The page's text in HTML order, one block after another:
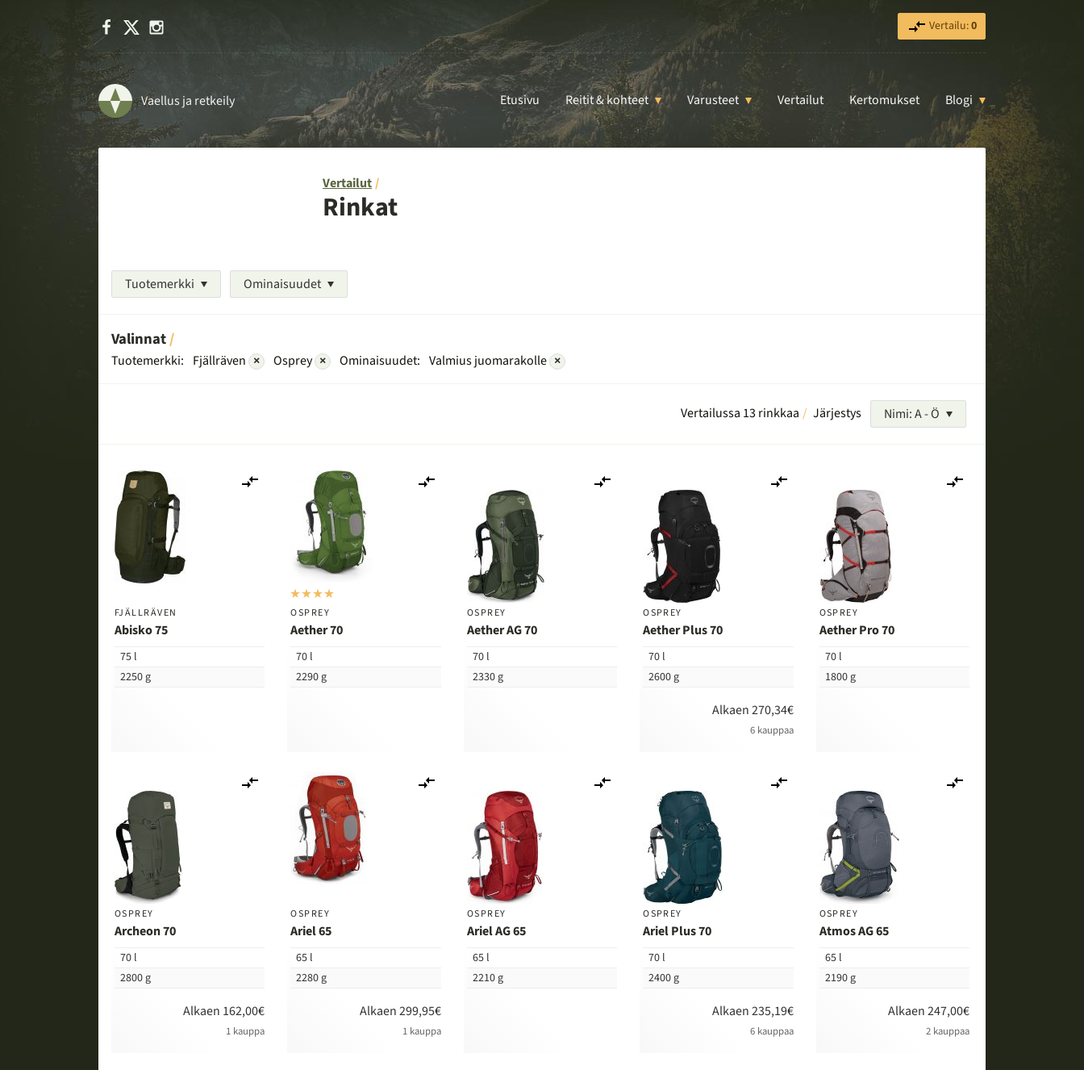
Facebook Vertailu:0
Vaellus ja retkeily Etusivu Reitit & kohteet Varusteet Vertailut Kertomukset Blogi
Vertailut
Rinkat
Tuotemerkki Ominaisuudet
Valinnat
Tuotemerkki: Fjällräven × Osprey × Ominaisuudet: Valmius juomarakolle ×
Vertailussa 13 rinkkaa Järjestys Nimi: A - Ö
FJÄLLRÄVEN
Abisko 75
75 l
2250 g
vertailuun
OSPREY
Aether 70
70 l
2290 g
vertailuun
OSPREY
Aether AG 70
70 l
2330 g
vertailuun
OSPREY
Aether Plus 70
70 l
2600 g
Alkaen 270,34€
6 kauppaa
vertailuun
OSPREY
Aether Pro 70
70 l
1800 g
OSPREY
Archeon 70
70 l
2800 g
Alkaen 162,00€
1 kauppa
vertailuun
OSPREY
Ariel 65
65 l
2280 g
Alkaen 299,95€
1 kauppa
vertailuun
OSPREY
Ariel AG 65
65 l
2210 g
vertailuun
OSPREY
Ariel Plus 70
70 l
2400 g
Alkaen 235,19€
6 kauppaa
vertailuun
OSPREY
Atmos AG 65
65 l
2190 g
Alkaen 247,00€
2 kauppaa